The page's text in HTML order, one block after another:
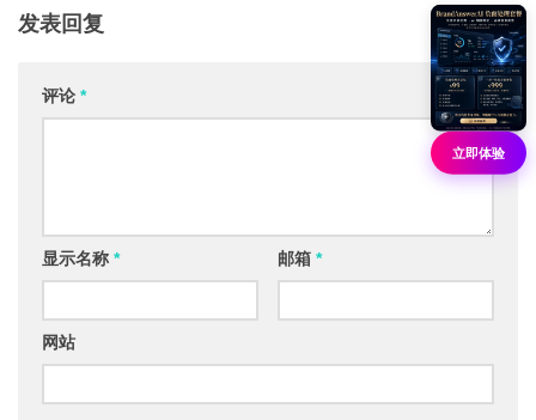
发表回复
评论 *
显示名称 * 邮箱 *
网站
立即体验